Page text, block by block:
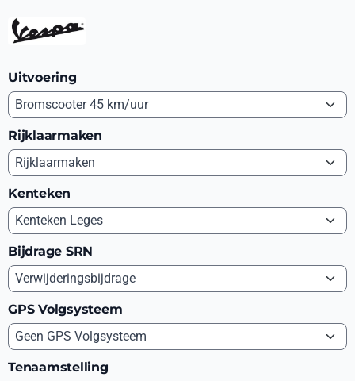
Uitvoering
Rijklaarmaken
Kenteken
Bijdrage SRN
GPS Volgsysteem
Tenaamstelling